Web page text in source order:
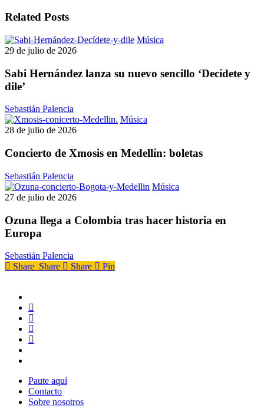
Related Posts
Música
su
29 de julio de 2026
Sabi Hernández lanza su nuevo sencillo ‘Decídete y
dile’
Sebastián Palencia
Música
en
28 de julio de 2026
Concierto de Xmosis en Medellín: boletas
Sebastián Palencia
Música
Colombia
27 de julio de 2026
Ozuna llega a Colombia tras hacer historia en
Europa
Sebastián Palencia
Share Share Share Pin
twitter
facebook
youtube
instagram
whatsapp
Paute aquí
Contacto
Sobre nosotros